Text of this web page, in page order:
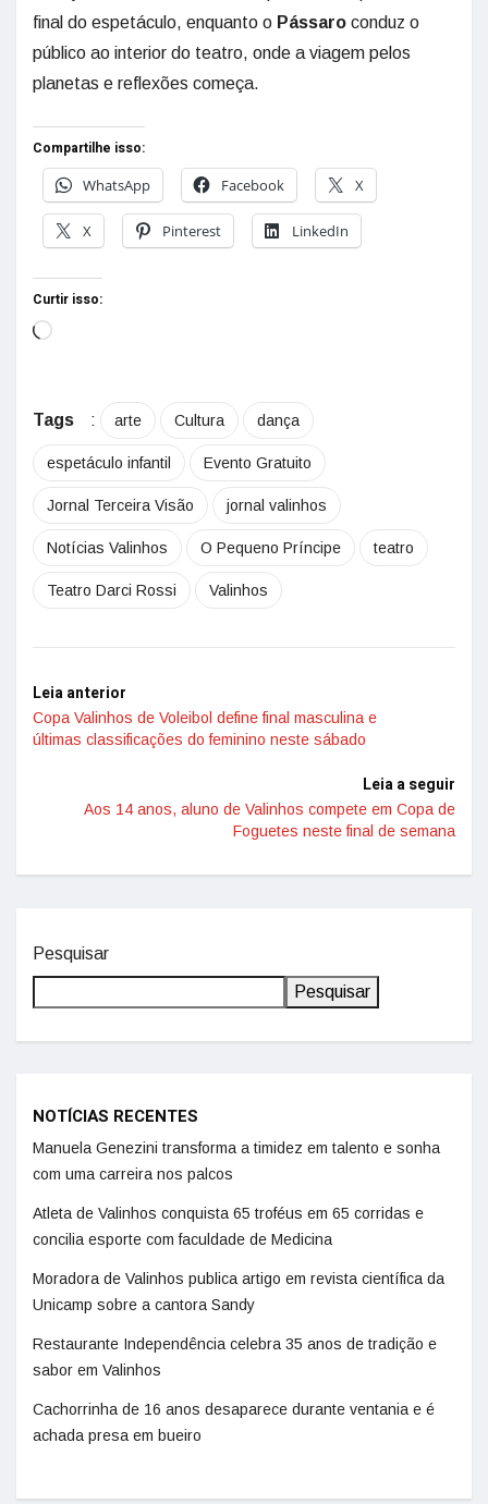
final do espetáculo, enquanto o Pássaro conduz o
público ao interior do teatro, onde a viagem pelos
planetas e reflexões começa.
Compartilhe isso:
WhatsApp
Facebook X
X Pinterest LinkedIn
Curtir isso:
Tags : arte Cultura dança
espetáculo infantil Evento Gratuito
Jornal Terceira Visão jornal valinhos
Notícias Valinhos O Pequeno Príncipe teatro
Teatro Darci Rossi Valinhos
Leia anterior
Copa Valinhos de Voleibol define final masculina e
últimas classificações do feminino neste sábado
Leia a seguir
Aos 14 anos, aluno de Valinhos compete em Copa de
Foguetes neste final de semana
Pesquisar
Pesquisar
NOTÍCIAS RECENTES
Manuela Genezini transforma a timidez em talento e sonha
com uma carreira nos palcos
Atleta de Valinhos conquista 65 troféus em 65 corridas e
concilia esporte com faculdade de Medicina
Moradora de Valinhos publica artigo em revista científica da
Unicamp sobre a cantora Sandy
Restaurante Independência celebra 35 anos de tradição e
sabor em Valinhos
Cachorrinha de 16 anos desaparece durante ventania e é
achada presa em bueiro